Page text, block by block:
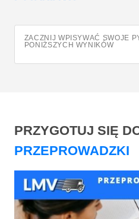
ZACZNIJ WPISYWAĆ SWOJE
PONIŻSZYCH WYNIKÓW
PRZYGOTUJ SIĘ
PRZEPROWADZKI